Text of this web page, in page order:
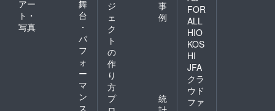
アー
ト・
写真
舞
台
・
パ
フ
ォ
ー
マ
ン
ス
ジ
ェ
ク
ト
の
作
り
方
事
例
プ
統
FOR
ALL
HIO
KOS
HI
JFA
クラ
ウド
ファ